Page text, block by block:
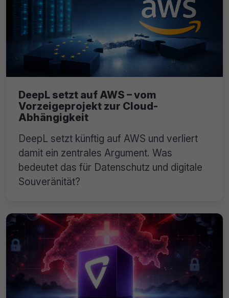
DeepL setzt auf AWS – vom
Vorzeigeprojekt zur Cloud-
Abhängigkeit
DeepL setzt künftig auf AWS und verliert
damit ein zentrales Argument. Was
bedeutet das für Datenschutz und digitale
Souveränität?